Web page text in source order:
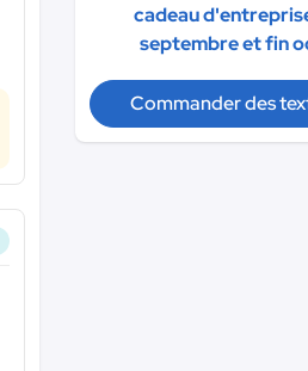
cadeau
septembre et fin
Commander des